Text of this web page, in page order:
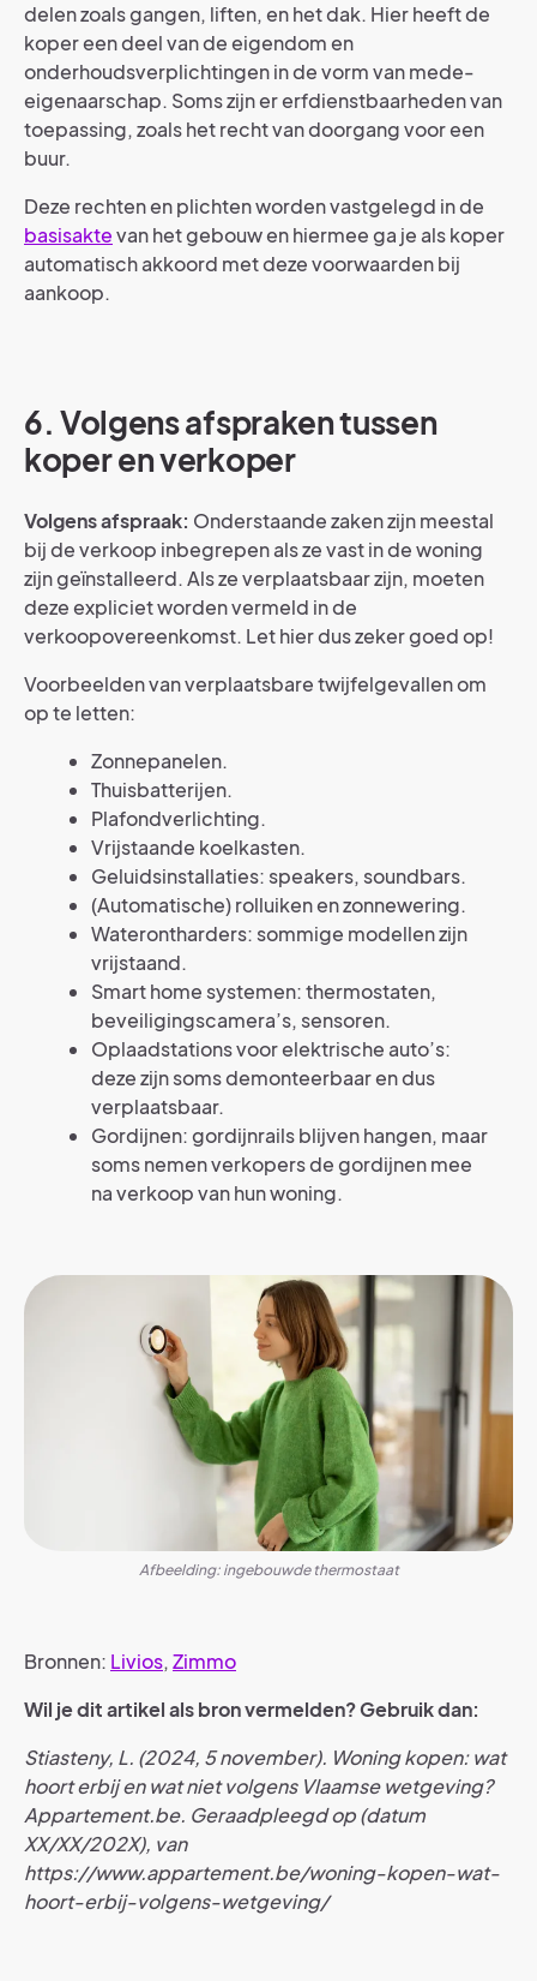
delen zoals gangen, liften, en het dak. Hier heeft de
koper een deel van de eigendom en
onderhoudsverplichtingen in de vorm van mede-
eigenaarschap. Soms zijn er erfdienstbaarheden van
toepassing, zoals het recht van doorgang voor een
buur.
Deze rechten en plichten worden vastgelegd in de
basisaktevan het gebouw en hiermee ga je als koper
automatisch akkoord met deze voorwaarden bij
aankoop.
6. Volgens afspraken tussen
koper en verkoper
Volgens afspraak: Onderstaande zaken zijn meestal
bij de verkoop inbegrepen als ze vast in de woning
zijn geïnstalleerd. Als ze verplaatsbaar zijn, moeten
deze expliciet worden vermeld in de
verkoopovereenkomst. Let hier dus zeker goed op!
Voorbeelden van verplaatsbare twijfelgevallen om
op te letten:
Zonnepanelen.
Thuisbatterijen.
Plafondverlichting.
Vrijstaande koelkasten.
Geluidsinstallaties: speakers, soundbars.
(Automatische) rolluiken en zonnewering.
Waterontharders: sommige modellen zijn
vrijstaand.
Smart home systemen: thermostaten,
beveiligingscamera’s, sensoren.
Oplaadstations voor elektrische auto’s:
deze zijn soms demonteerbaar en dus
verplaatsbaar.
Gordijnen: gordijnrails blijven hangen, maar
soms nemen verkopers de gordijnen mee
na verkoop van hun woning.
Afbeelding: ingebouwde thermostaat
Bronnen: Livios, Zimmo
Wil je dit artikel als bron vermelden? Gebruik dan:
Stiasteny, L. (2024, 5 november). Woning kopen: wat
hoort erbij en wat niet volgens Vlaamse wetgeving?
Appartement.be. Geraadpleegd op (datum
XX/XX/202X), van
https://www.appartement.be/woning-kopen-wat-
hoort-erbij-volgens-wetgeving/